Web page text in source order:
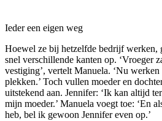
Ieder een eigen weg
Hoewel ze bij hetzelfde bedrijf werken,
snel verschillende kanten op. ‘Vroeger
vestiging’, vertelt Manuela. ‘Nu
plekken.’ Toch vullen moeder en
uitstekend aan. Jennifer: ‘Ik kan altijd
mijn moeder.’ Manuela voegt toe: ‘En
heb, bel ik gewoon Jennifer even op.’